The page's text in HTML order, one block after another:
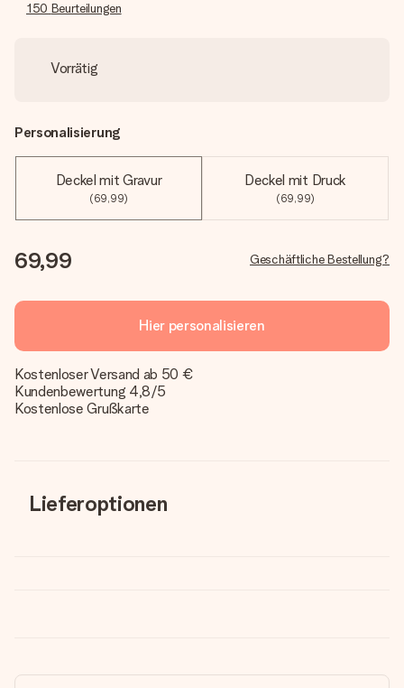
150 Beurteilungen
Vorrätig
Personalisierung
Deckel mit Gravur
(69,99)
Deckel mit Druck
(69,99)
69,99 Geschäftliche Bestellung?
Hier personalisieren
Kostenloser Versand ab 50 €
Kundenbewertung 4,8/5
Kostenlose Grußkarte
Lieferoptionen